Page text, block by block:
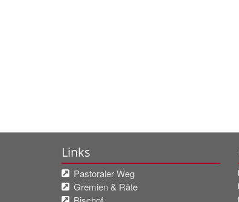
Links
Pastoraler Weg
Gremien & Räte